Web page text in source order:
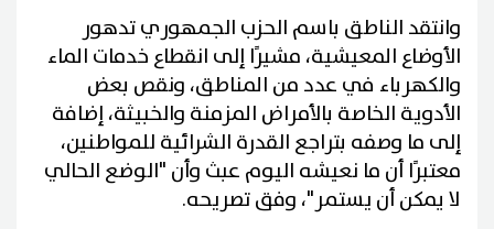
وانتقد الناطق باسم الحزب الجمهوري تدهور
الأوضاع المعيشية، مشيرًا إلى انقطاع خدمات الماء
والكهرباء في عدد من المناطق، ونقص بعض
الأدوية الخاصة بالأمراض المزمنة والخبيثة، إضافة
إلى ما وصفه بتراجع القدرة الشرائية للمواطنين،
معتبرًا أن ما نعيشه اليوم عبث وأن "الوضع الحالي
لا يمكن أن يستمر"، وفق تصريحه.